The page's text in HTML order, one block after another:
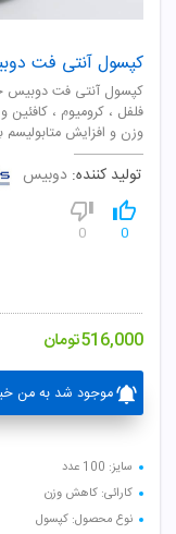
کپسول آنتی فت
کپسول آنتی فت دوبیس
فلفل ، کرومیوم ،
وزن و افزایش
تولید کننده: دوبیس
0
0
516,000تومان
موجود شد به من
سایز: 100 عدد
کارائی: کاهش وزن
نوع محصول: کپسول